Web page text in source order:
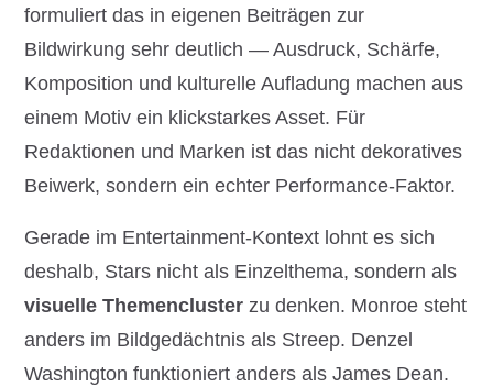
formuliert das in eigenen Beiträgen zur
Bildwirkung sehr deutlich — Ausdruck, Schärfe,
Komposition und kulturelle Aufladung machen aus
einem Motiv ein klickstarkes Asset. Für
Redaktionen und Marken ist das nicht dekoratives
Beiwerk, sondern ein echter Performance-Faktor.
Gerade im Entertainment-Kontext lohnt es sich
deshalb, Stars nicht als Einzelthema, sondern als
visuelle Themencluster zu denken. Monroe steht
anders im Bildgedächtnis als Streep. Denzel
Washington funktioniert anders als James Dean.